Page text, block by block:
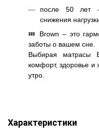
после 50 лет
снижения
💤 Brown – это
заботы о вашем сне.
Выбирая матрасы
комфорт, здоровье и
утро.
Характеристики